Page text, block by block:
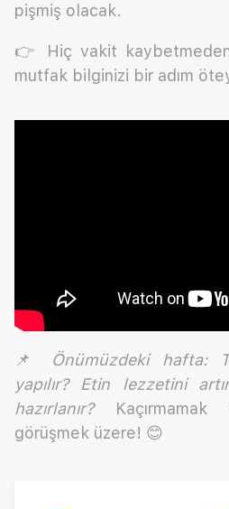
pişmiş olacak.
👉 Hiç vakit kaybetmeden
mutfak bilginizi bir adım
📌 Önümüzdeki hafta:
yapılır? Etin lezzetini
hazırlanır?
görüşmek üzere! 😊